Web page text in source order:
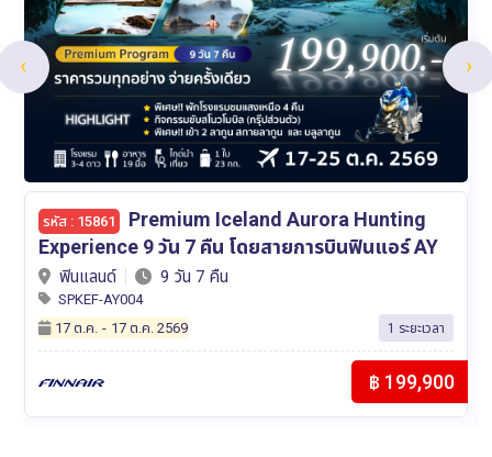
รหัส : 15767
Nagoya & Kansai
ญี่ปุ่น 6 วัน 4 คืน
SPNGO-TG001
19 พ.ย. - 19 พ.ย. 2569 1 ระยะเวลา
฿ 72,900
‹ ›